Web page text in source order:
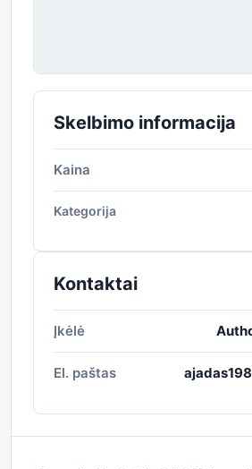
Skelbimo informacija
Kaina
Kategorija
Kontaktai
Įkėlė
El. paštas